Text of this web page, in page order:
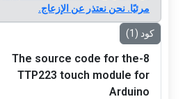
مرئيًا. نحن نعتذر عن الإزعاج.
كود (1)
8-The source code for the
TTP223 touch module for
Arduino